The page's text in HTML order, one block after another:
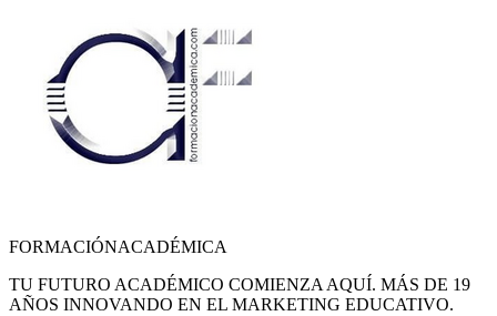
FORMACIÓNACADÉMICA
TU FUTURO ACADÉMICO COMIENZA AQUÍ. MÁS DE 19
AÑOS INNOVANDO EN EL MARKETING EDUCATIVO.